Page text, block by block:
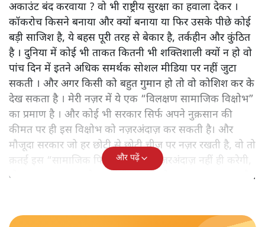
अकाउंट बंद करवाया ? वो भी राष्ट्रीय सुरक्षा का हवाला देकर ।
कॉकरोच किसने बनाया और क्यों बनाया या फिर उसके पीछे कोई
बड़ी साजिश है, ये बहस पूरी तरह से बेकार है, तर्कहीन और कुंठित
है । दुनिया में कोई भी ताकत कितनी भी शक्तिशाली क्यों न हो वो
पांच दिन में इतने अधिक समर्थक सोशल मीडिया पर नहीं जुटा
सकती । और अगर किसी को बहुत गुमान हो तो वो कोशिश कर के
देख सकता है । मेरी नज़र में ये एक “विलक्षण सामाजिक विक्षोभ”
का प्रमाण है । और कोई भी सरकार सिर्फ अपने नुक़सान की
कीमत पर ही इस विक्षोभ को नज़रअंदाज़ कर सकती है। और
मौजूदा सरकार जो हर छोटी से छोटी चीज़ पर नज़र रखती है, वो तो
क़तई इस “सामाजिक फिनामिना” को नज़रअंदाज़ नहीं ही करेगी,
वो इसका समाधान खोज पायेगी या नहीं, ये अलग तरह का प्रश्न है ।
और पढ़ें